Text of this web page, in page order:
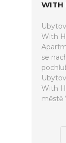
WITH
With
se
With
městě